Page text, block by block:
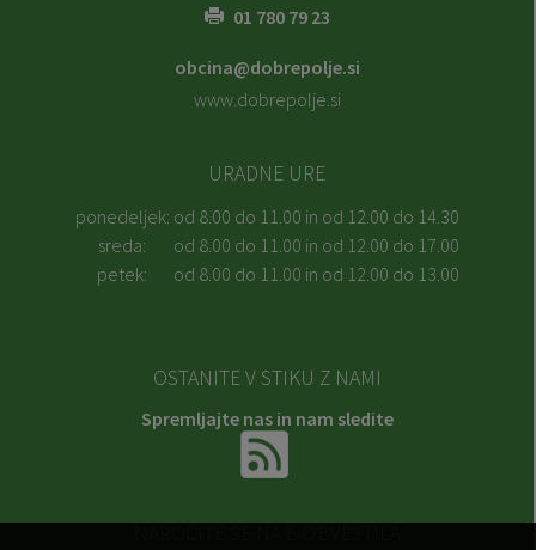
01 780 79 23
obcina@dobrepolje.si
www.dobrepolje.si
URADNE URE
ponedeljek: od 8.00 do 11.00 in od 12.00 do 14.30
sreda:
od 8.00 do 11.00 in od 12.00 do 17.00
petek:
od 8.00 do 11.00 in od 12.00 do 13.00
OSTANITE V STIKU Z NAMI
Spremljajte nas in nam sledite
NAROČITE SE NA E-OBVESTILA